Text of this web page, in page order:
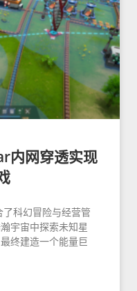
内网穿透实现
科幻冒险与经营管
宇宙中探索未知星
终建造一个能量巨